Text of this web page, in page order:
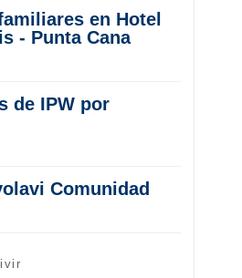
en Hotel
- Punta Cana
de IPW por
Comunidad